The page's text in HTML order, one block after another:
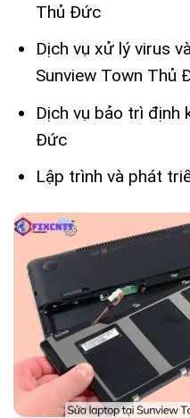
Thủ Đức
Dịch vụ xử lý virus
Sunview Town Thủ
Dịch vụ bảo trì định
Đức
Lập trình và phát